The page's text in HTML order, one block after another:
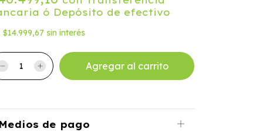
ó Depósito de efectivo
$14.999,67 sin interés
de pago